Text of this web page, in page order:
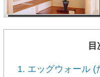
目
1. エッグウォール (